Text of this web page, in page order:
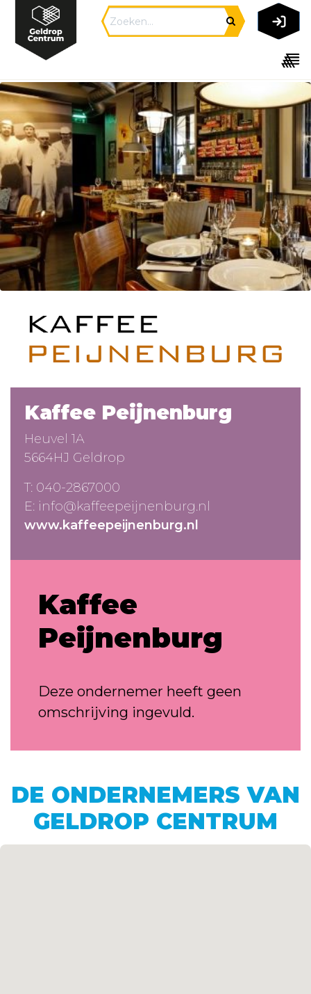
Kaffee Peijnenburg
Heuvel 1A
5664HJ Geldrop
T: 040-2867000
E: info@kaffeepeijnenburg.nl
www.kaffeepeijnenburg.nl
Kaffee
Peijnenburg
Deze ondernemer heeft geen
omschrijving ingevuld.
DE ONDERNEMERS VAN
GELDROP CENTRUM